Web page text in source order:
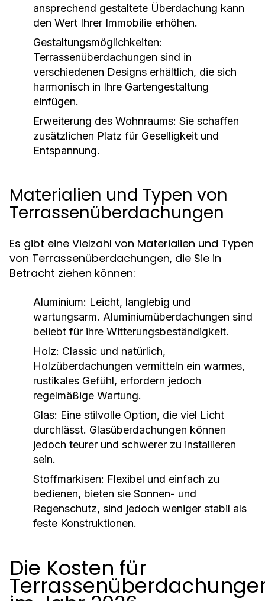
ansprechend gestaltete Überdachung kann
den Wert Ihrer Immobilie erhöhen.
Gestaltungsmöglichkeiten:
Terrassenüberdachungen sind in
verschiedenen Designs erhältlich, die sich
harmonisch in Ihre Gartengestaltung
einfügen.
Erweiterung des Wohnraums: Sie schaffen
zusätzlichen Platz für Geselligkeit und
Entspannung.
Materialien und Typen von
Terrassenüberdachungen
Es gibt eine Vielzahl von Materialien und Typen
von Terrassenüberdachungen, die Sie in
Betracht ziehen können:
Aluminium: Leicht, langlebig und
wartungsarm. Aluminiumüberdachungen sind
beliebt für ihre Witterungsbeständigkeit.
Holz: Classic und natürlich,
Holzüberdachungen vermitteln ein warmes,
rustikales Gefühl, erfordern jedoch
regelmäßige Wartung.
Glas: Eine stilvolle Option, die viel Licht
durchlässt. Glasüberdachungen können
jedoch teurer und schwerer zu installieren
sein.
Stoffmarkisen: Flexibel und einfach zu
bedienen, bieten sie Sonnen- und
Regenschutz, sind jedoch weniger stabil als
feste Konstruktionen.
Die Kosten für